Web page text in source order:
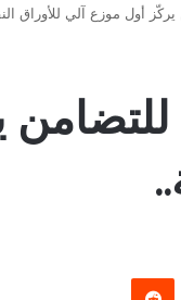
أول موزع آلي للأوراق